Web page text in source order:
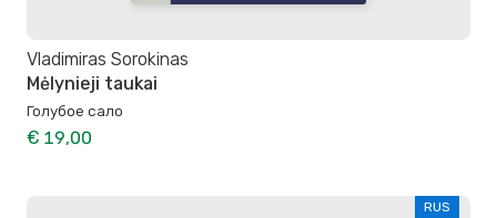
Vladimiras Sorokinas
Mėlynieji taukai
Голубое сало
€ 19,00
RUS